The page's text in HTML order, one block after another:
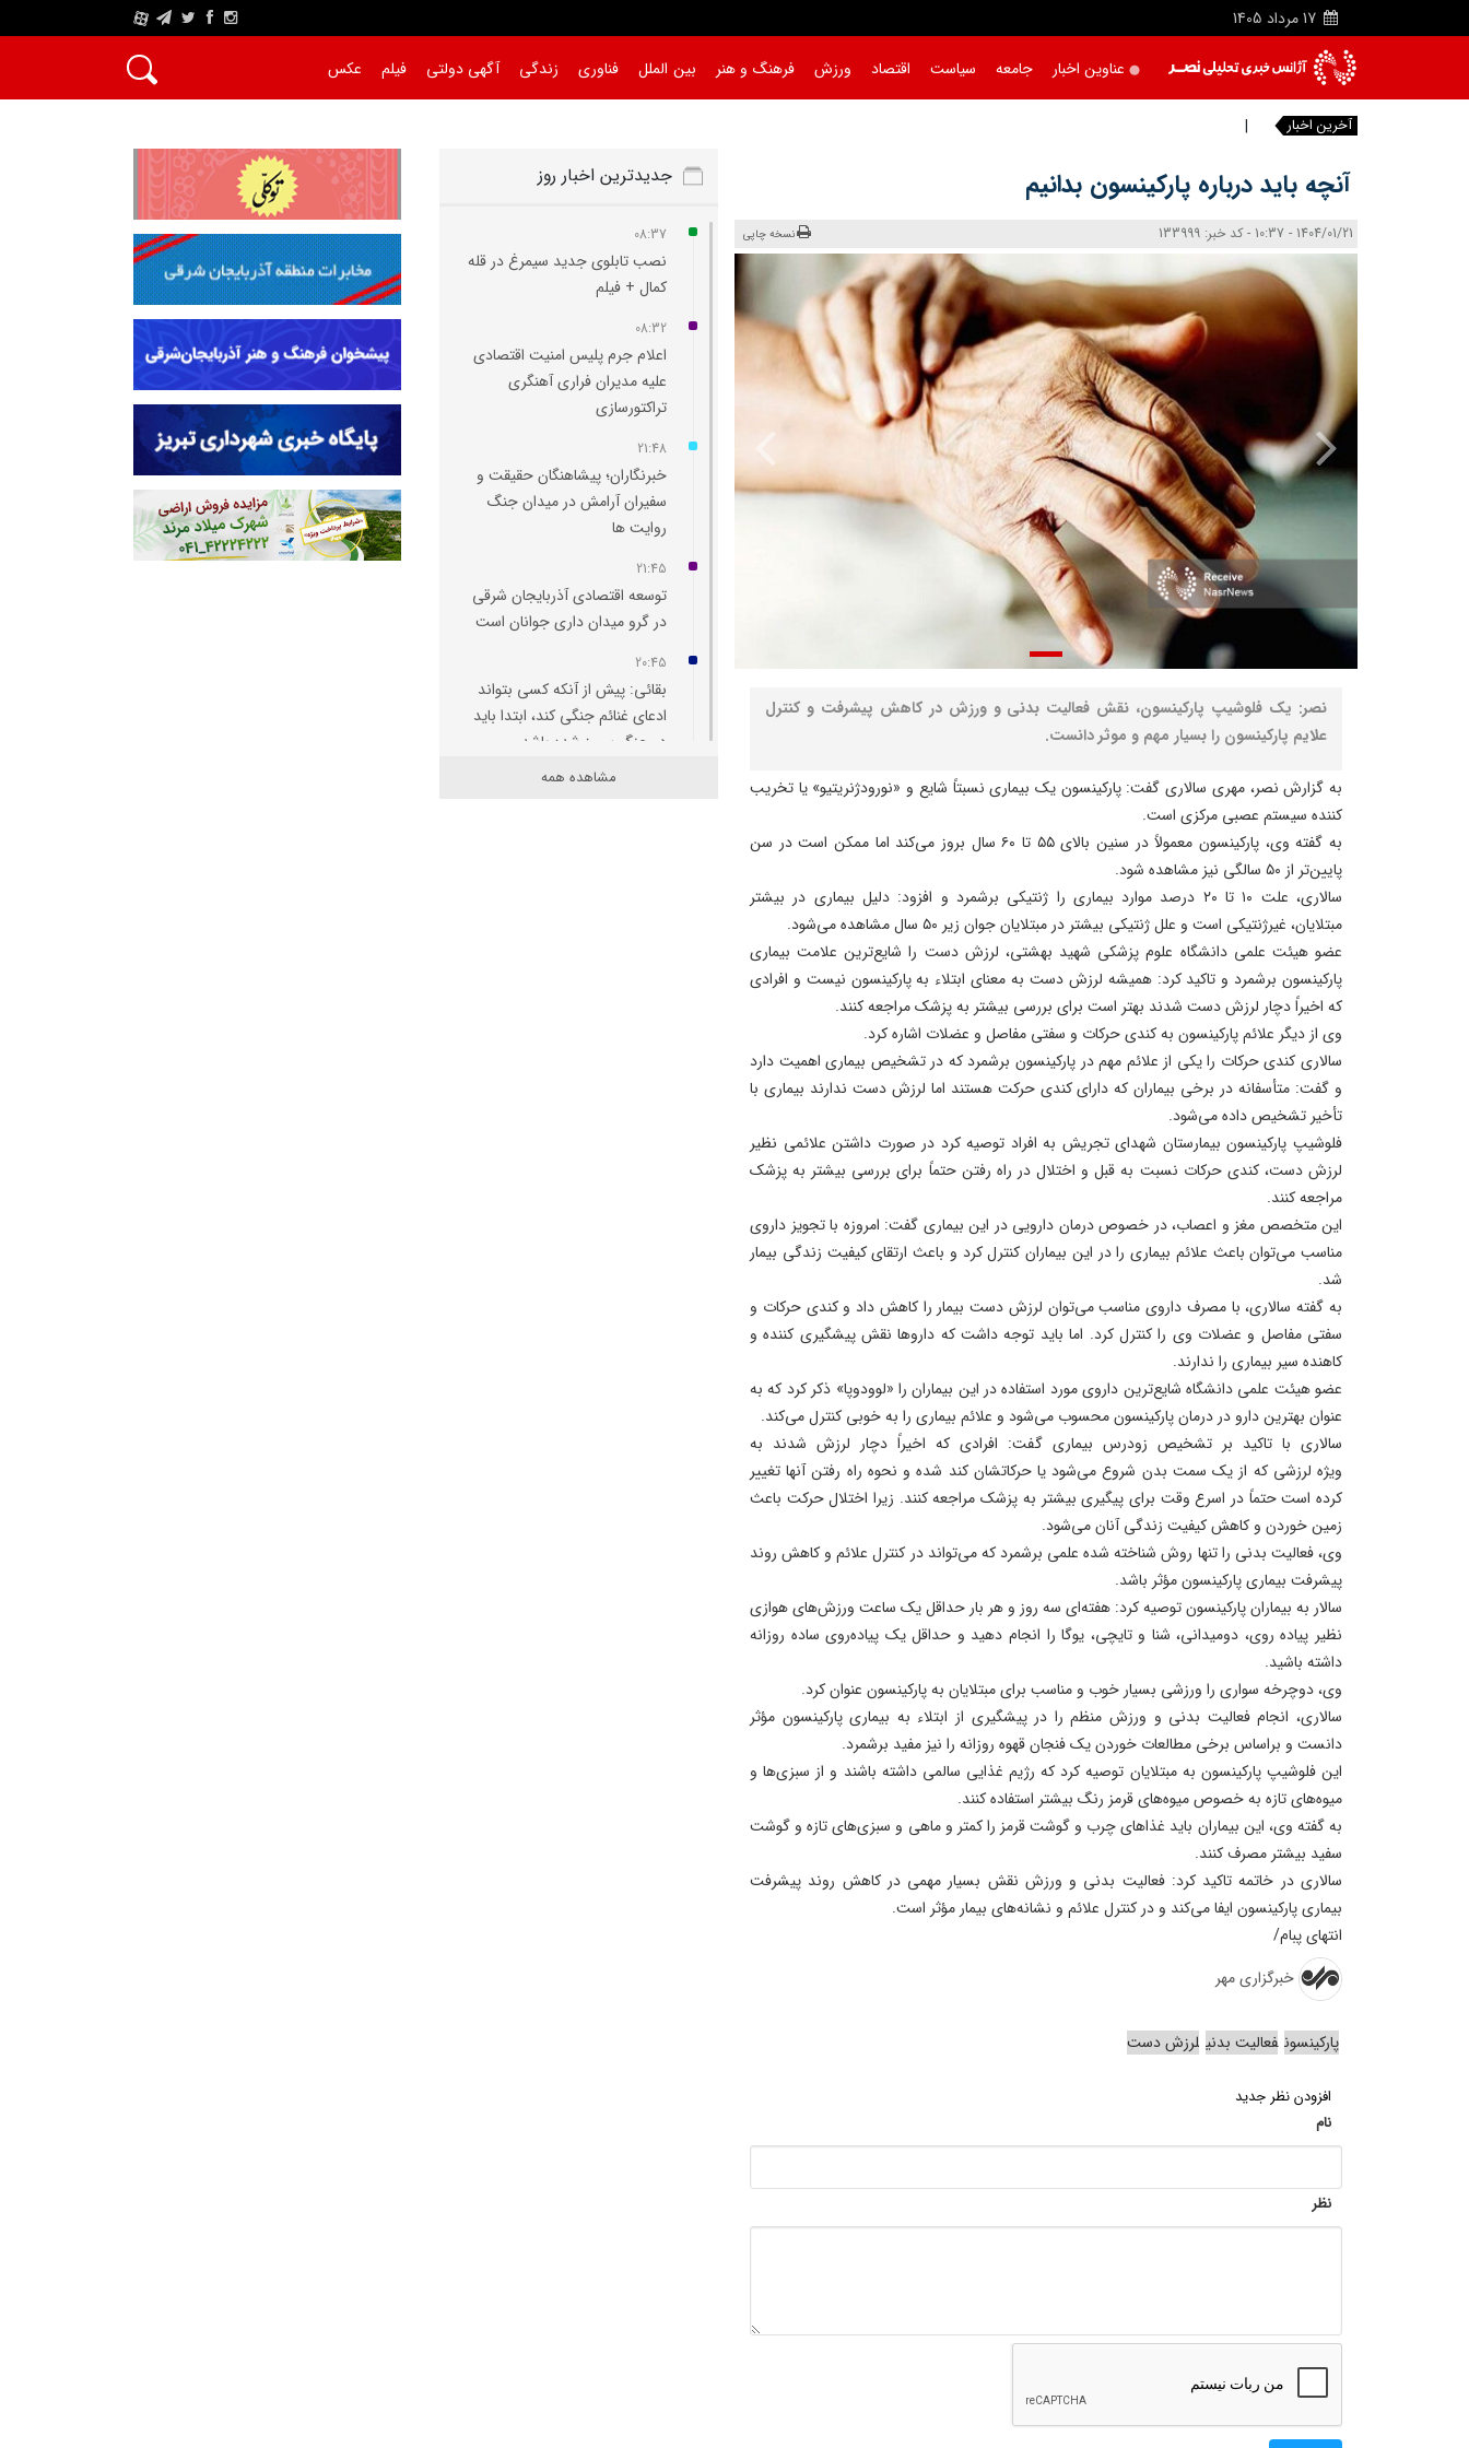
17 مرداد 1405
A
عناوین اخبار جامعه سیاست اقتصاد ورزش فرهنگ و هنر بین الملل فناوری زندگی آگهی دولتی فیلم عکس
آخرین اخبار
آنچه باید درباره پارکینسون بدانیم
1404/01/21 - 10:37 - کد خبر: 133999 نسخه چاپی
نصر: یک فلوشیپ پارکینسون، نقش فعالیت بدنی و ورزش در کاهش پیشرفت و کنترل
علایم پارکینسون را بسیار مهم و موثر دانست.
به گزارش نصر، مهری سالاری گفت: پارکینسون یک بیماری نسبتاً شایع و «نورودژنریتیو» یا تخریب
کننده سیستم عصبی مرکزی است.
به گفته وی، پارکینسون معمولاً در سنین بالای ۵۵ تا ۶۰ سال بروز می‌کند اما ممکن است در سن
پایین‌تر از ۵۰ سالگی نیز مشاهده شود.
سالاری، علت ۱۰ تا ۲۰ درصد موارد بیماری را ژنتیکی برشمرد و افزود: دلیل بیماری در بیشتر
مبتلایان، غیرژنتیکی است و علل ژنتیکی بیشتر در مبتلایان جوان زیر ۵۰ سال مشاهده می‌شود.
عضو هیئت علمی دانشگاه علوم پزشکی شهید بهشتی، لرزش دست را شایع‌ترین علامت بیماری
پارکینسون برشمرد و تاکید کرد: همیشه لرزش دست به معنای ابتلاء به پارکینسون نیست و افرادی
که اخیراً دچار لرزش دست شدند بهتر است برای بررسی بیشتر به پزشک مراجعه کنند.
وی از دیگر علائم پارکینسون به کندی حرکات و سفتی مفاصل و عضلات اشاره کرد.
سالاری کندی حرکات را یکی از علائم مهم در پارکینسون برشمرد که در تشخیص بیماری اهمیت دارد
و گفت: متأسفانه در برخی بیماران که دارای کندی حرکت هستند اما لرزش دست ندارند بیماری با
تأخیر تشخیص داده می‌شود.
فلوشیپ پارکینسون بیمارستان شهدای تجریش به افراد توصیه کرد در صورت داشتن علائمی نظیر
لرزش دست، کندی حرکات نسبت به قبل و اختلال در راه رفتن حتماً برای بررسی بیشتر به پزشک
مراجعه کنند.
این متخصص مغز و اعصاب، در خصوص درمان دارویی در این بیماری گفت: امروزه با تجویز داروی
مناسب می‌توان باعث علائم بیماری را در این بیماران کنترل کرد و باعث ارتقای کیفیت زندگی بیمار
شد.
به گفته سالاری، با مصرف داروی مناسب می‌توان لرزش دست بیمار را کاهش داد و کندی حرکات و
سفتی مفاصل و عضلات وی را کنترل کرد. اما باید توجه داشت که داروها نقش پیشگیری کننده و
کاهنده سیر بیماری را ندارند.
عضو هیئت علمی دانشگاه شایع‌ترین داروی مورد استفاده در این بیماران را «لوودوپا» ذکر کرد که به
عنوان بهترین دارو در درمان پارکینسون محسوب می‌شود و علائم بیماری را به خوبی کنترل می‌کند.
سالاری با تاکید بر تشخیص زودرس بیماری گفت: افرادی که اخیراً دچار لرزش شدند به
ویژه لرزشی که از یک سمت بدن شروع می‌شود یا حرکاتشان کند شده و نحوه راه رفتن آنها تغییر
کرده است حتماً در اسرع وقت برای پیگیری بیشتر به پزشک مراجعه کنند. زیرا اختلال حرکت باعث
زمین خوردن و کاهش کیفیت زندگی آنان می‌شود.
وی، فعالیت بدنی را تنها روش شناخته شده علمی برشمرد که می‌تواند در کنترل علائم و کاهش روند
پیشرفت بیماری پارکینسون مؤثر باشد.
سالار به بیماران پارکینسون توصیه کرد: هفته‌ای سه روز و هر بار حداقل یک ساعت ورزش‌های هوازی
نظیر پیاده روی، دومیدانی، شنا و تایچی، یوگا را انجام دهید و حداقل یک پیاده‌روی ساده روزانه
داشته باشید.
وی، دوچرخه سواری را ورزشی بسیار خوب و مناسب برای مبتلایان به پارکینسون عنوان کرد.
سالاری، انجام فعالیت بدنی و ورزش منظم را در پیشگیری از ابتلاء به بیماری پارکینسون مؤثر
دانست و براساس برخی مطالعات خوردن یک فنجان قهوه روزانه را نیز مفید برشمرد.
این فلوشیپ پارکینسون به مبتلایان توصیه کرد که رژیم غذایی سالمی داشته باشند و از سبزی‌ها و
میوه‌های تازه به خصوص میوه‌های قرمز رنگ بیشتر استفاده کنند.
به گفته وی، این بیماران باید غذاهای چرب و گوشت قرمز را کمتر و ماهی و سبزی‌های تازه و گوشت
سفید بیشتر مصرف کنند.
سالاری در خاتمه تاکید کرد: فعالیت بدنی و ورزش نقش بسیار مهمی در کاهش روند پیشرفت
بیماری پارکینسون ایفا می‌کند و در کنترل علائم و نشانه‌های بیمار مؤثر است.
انتهای پبام/
خبرگزاری مهر
پارکینسون فعالیت بدنی لرزش دست
افزودن نظر جدید
نام
نظر
جدیدترین اخبار روز
08:37
نصب تابلوی جدید سیمرغ در قله
کمال + فیلم
08:32
اعلام جرم پلیس امنیت اقتصادی
علیه مدیران فراری آهنگری
تراکتورسازی
21:48
خبرنگاران؛ پیشاهنگان حقیقت و
سفیران آرامش در میدان جنگ
روایت‌ ها
21:45
توسعه اقتصادی آذربایجان شرقی
در گرو میدان‌ داری جوانان است
20:45
بقائی: پیش از آنکه کسی بتواند
ادعای غنائم جنگی کند، ابتدا باید
در جنگ پیروز شده باشد
مشاهده همه